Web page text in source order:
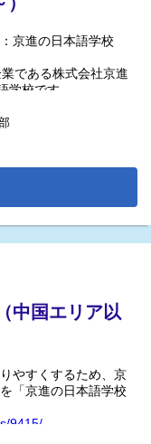
中央校・神戸校・び
京進の日本語学校
である株式会社京進
校です。
社なので、安定性は
遇の改善や働きやす
（関西経営品質協議会
支援課（国際人材交
北町183 烏丸六条
、入国後研修実施
部
中国エリア以
やすくするため、京
「京進の日本語学校
9415/